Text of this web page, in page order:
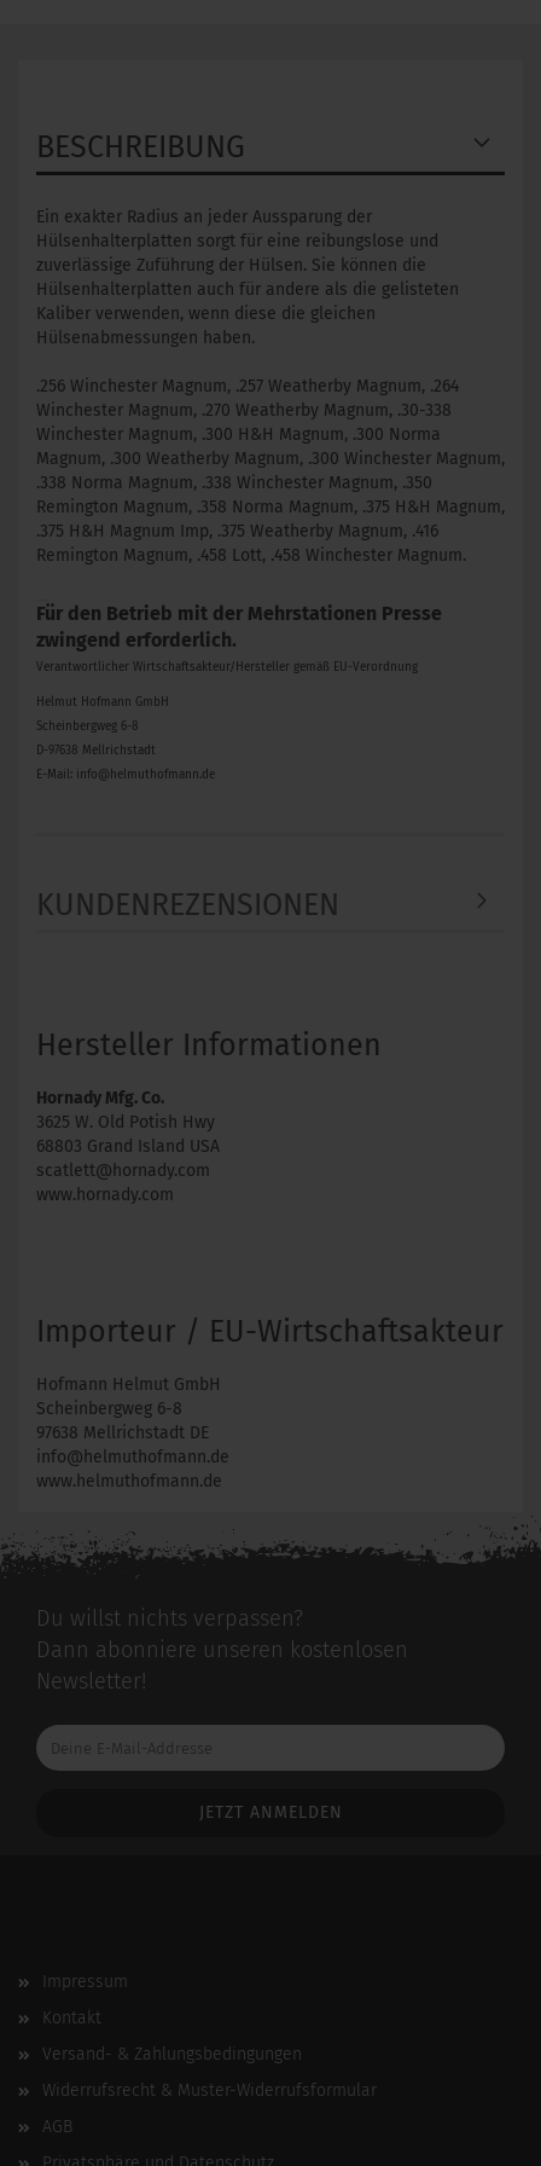
BESCHREIBUNG
Ein exakter Radius an jeder Aussparung der
Hülsenhalterplatten sorgt für eine reibungslose und
zuverlässige Zuführung der Hülsen. Sie können die
Hülsenhalterplatten auch für andere als die gelisteten
Kaliber verwenden, wenn diese die gleichen
Hülsenabmessungen haben.
.256 Winchester Magnum, .257 Weatherby Magnum, .264
Winchester Magnum, .270 Weatherby Magnum, .30-338
Winchester Magnum, .300 H&H Magnum, .300 Norma
Magnum, .300 Weatherby Magnum, .300 Winchester Magnum,
.338 Norma Magnum, .338 Winchester Magnum, .350
Remington Magnum, .358 Norma Magnum, .375 H&H Magnum,
.375 H&H Magnum Imp, .375 Weatherby Magnum, .416
Remington Magnum, .458 Lott, .458 Winchester Magnum.
Für den Betrieb mit der Mehrstationen Presse
zwingend erforderlich.
Verantwortlicher Wirtschaftsakteur/Hersteller gemäß EU-Verordnung
Helmut Hofmann GmbH
Scheinbergweg 6-8
D-97638 Mellrichstadt
E-Mail: info@helmuthofmann.de
KUNDENREZENSIONEN
Hersteller Informationen
Hornady Mfg. Co.
3625 W. Old Potish Hwy
68803 Grand Island USA
scatlett@hornady.com
www.hornady.com
Importeur / EU-Wirtschaftsakteur
Hofmann Helmut GmbH
Scheinbergweg 6-8
97638 Mellrichstadt DE
info@helmuthofmann.de
www.helmuthofmann.de
Du willst nichts verpassen?
Dann abonniere unseren kostenlosen
Newsletter!
Deine
E-
Impressum
Kontakt
Versand- & Zahlungsbedingungen
Widerrufsrecht & Muster-Widerrufsformular
AGB